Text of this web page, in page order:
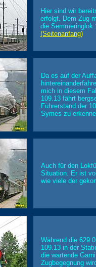
Hier sind wir
erfolgt. Dem Zug
die Semmeringlok
(Seitenanfang)
Da es auf der
mich in diesem
109.13 fährt
Führerstand der
Symes zu
Auch für den
Situation. Er ist
wie viele der
Während die
109.13 in der
die wartende
Zugbegegnung